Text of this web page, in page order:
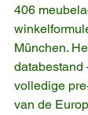
406
München.
databestand
volledige
van de